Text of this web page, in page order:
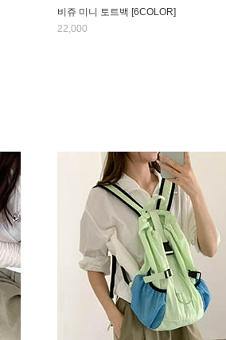
비쥬 미니 토트백 [6COLOR]
22,000